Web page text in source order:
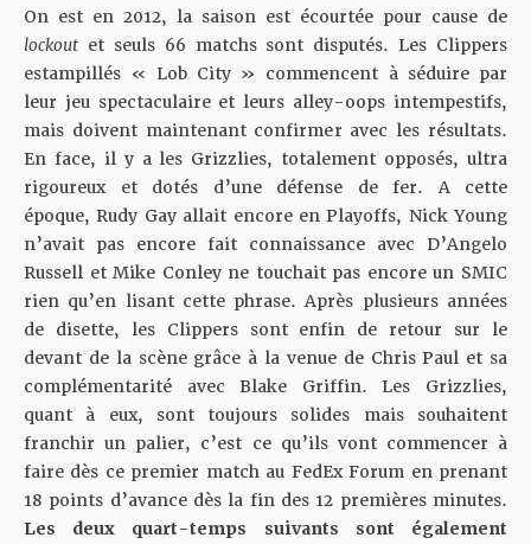
On est en 2012, la saison est écourtée pour cause de
lockout et seuls 66 matchs sont disputés. Les Clippers
estampillés « Lob City » commencent à séduire par
leur jeu spectaculaire et leurs alley-oops intempestifs,
mais doivent maintenant confirmer avec les résultats.
En face, il y a les Grizzlies, totalement opposés, ultra
rigoureux et dotés d’une défense de fer. A cette
époque, Rudy Gay allait encore en Playoffs, Nick Young
n’avait pas encore fait connaissance avec D’Angelo
Russell et Mike Conley ne touchait pas encore un SMIC
rien qu’en lisant cette phrase. Après plusieurs années
de disette, les Clippers sont enfin de retour sur le
devant de la scène grâce à la venue de Chris Paul et sa
complémentarité avec Blake Griffin. Les Grizzlies,
quant à eux, sont toujours solides mais souhaitent
franchir un palier, c’est ce qu’ils vont commencer à
faire dès ce premier match au FedEx Forum en prenant
18 points d’avance dès la fin des 12 premières minutes.
Les deux quart-temps suivants sont également